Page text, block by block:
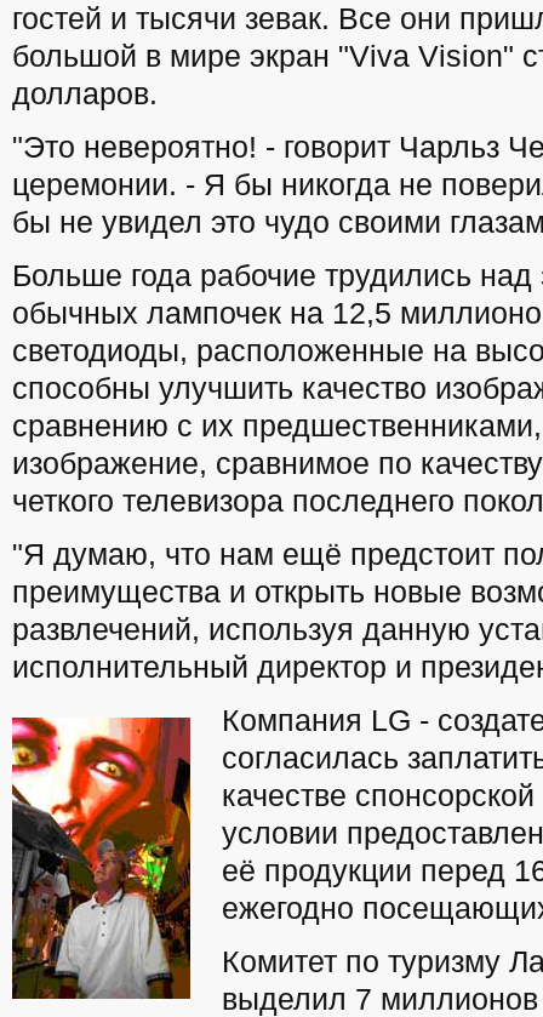
гостей и тысячи зевак. Все они
большой в мире экран "Viva Vision"
долларов.
"Это невероятно! - говорит Чарльз
церемонии. - Я бы никогда не
бы не увидел это чудо своими
Больше года рабочие трудились
обычных лампочек на 12,5
светодиоды, расположенные на
способны улучшить качество
сравнению с их предшественниками,
изображение, сравнимое по
четкого телевизора последнего
"Я думаю, что нам ещё предстоит
преимущества и открыть новые
развлечений, используя данную
исполнительный директор и
Компания LG -
согласилась
качестве
условии
её продукции перед
ежегодно
Комитет по туризму
выделил 7